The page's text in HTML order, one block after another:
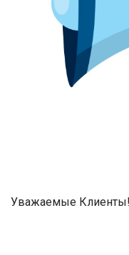
Уважаемые Клиенты!